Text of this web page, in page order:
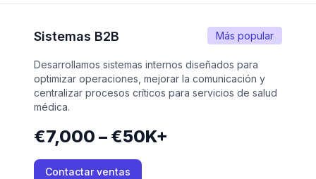
Más popular
Sistemas B2B
Desarrollamos sistemas internos diseñados para
optimizar operaciones, mejorar la comunicación y
centralizar procesos críticos para servicios de salud
médica.
€7,000 – €50K+
Contactar ventas